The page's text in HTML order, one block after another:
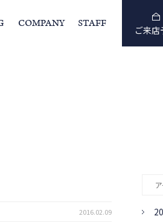
COMPANY STAFF
ご来店
2016.02.09